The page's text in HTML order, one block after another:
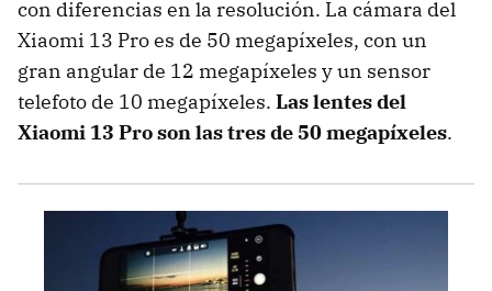
con diferencias en la resolución. La cámara del
Xiaomi 13 Pro es de 50 megapíxeles, con un
gran angular de 12 megapíxeles y un sensor
telefoto de 10 megapíxeles. Las lentes del
Xiaomi 13 Pro son las tres de 50 megapíxeles.